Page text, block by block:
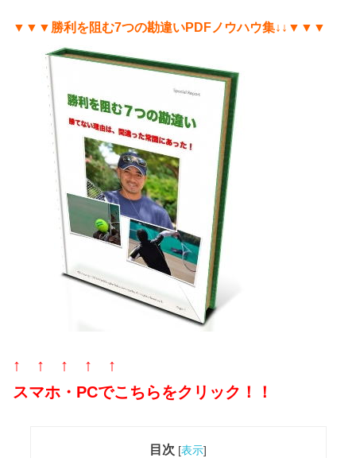
▼▼▼勝利を阻む7つの勘違いPDFノウハウ集↓↓▼▼▼
↑ ↑ ↑ ↑ ↑
スマホ・PCでこちらをクリック！！
目次 [表示]